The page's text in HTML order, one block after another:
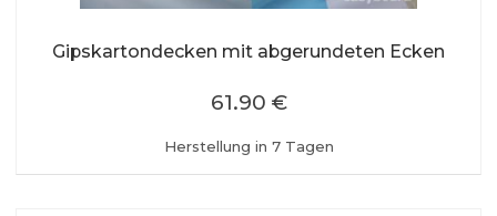
Gipskartondecken mit abgerundeten Ecken
Herstellung in 7 Tagen
61.90 €